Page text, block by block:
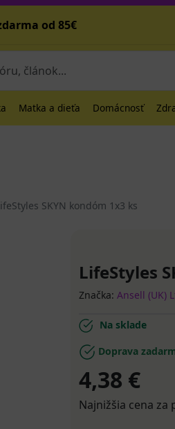
od 85€
Matka a dieťa Domácnosť
SKYN kondóm 1x3 ks
LifeStyles
Značka: Ansell (UK)
Na sklade
Doprava
4,38 €
Najnižšia cena za